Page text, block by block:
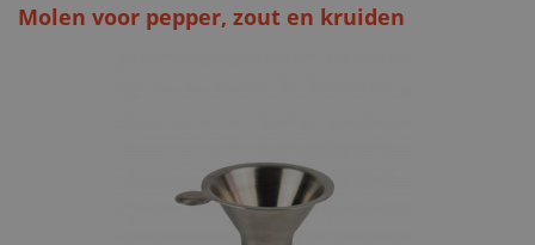
Molen voor pepper, zout en kruiden